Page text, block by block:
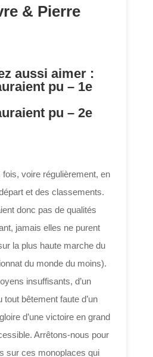
& Pierre
aussi aimer :
pu – 1e
pu – 2e
voire régulièrement, en
et des classements.
donc pas de qualités
jamais elles ne purent
la plus haute marche du
du monde du moins).
insuffisants, d’un
tout bêtement faute d’un
d’une victoire en grand
Arrêtons-nous pour
sur ces monoplaces qui